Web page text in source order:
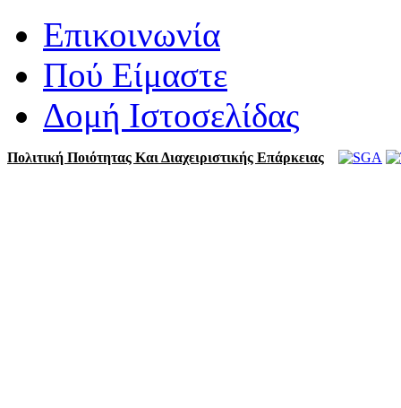
Επικοινωνία
Πού Είμαστε
Δομή Ιστοσελίδας
Πολιτική Ποιότητας Και Διαχειριστικής Επάρκειας